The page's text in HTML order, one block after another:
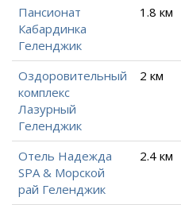
Пансионат
Кабардинка
Геленджик
1.8 км
Оздоровительный
комплекс
Лазурный
Геленджик
2 км
Отель Надежда
SPA & Морской
рай Геленджик
2.4 км